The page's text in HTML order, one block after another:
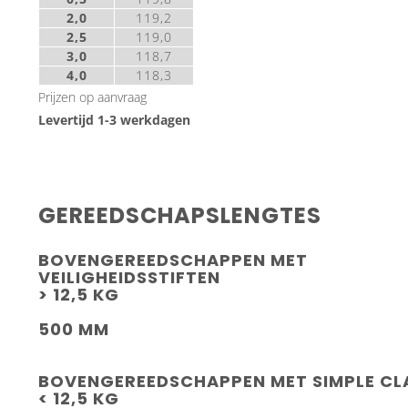
2,0
119,2
2,5
119,0
3,0
118,7
4,0
118,3
Prijzen op aanvraag
Levertijd 1-3 werkdagen
GEREEDSCHAPSLENGTES
BOVENGEREEDSCHAPPEN MET
VEILIGHEIDSSTIFTEN
> 12,5 KG
500 MM
BOVENGEREEDSCHAPPEN MET SIMPLE
< 12,5 KG